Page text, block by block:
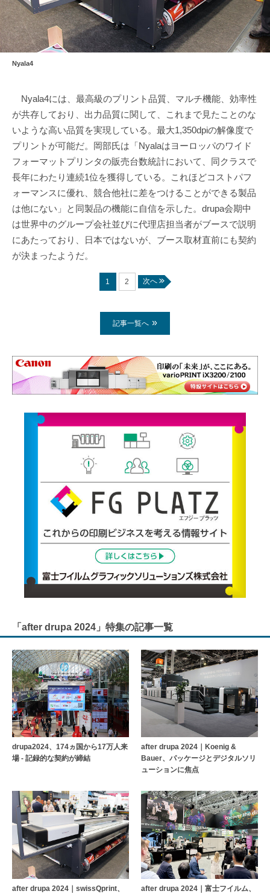
Nyala4
Nyala4には、最高級のプリント品質、マルチ機能、効率性
が共存しており、出力品質に関して、これまで見たことのな
いような高い品質を実現している。最大1,350dpiの解像度で
プリントが可能だ。岡部氏は「Nyalaはヨーロッパのワイド
フォーマットプリンタの販売台数統計において、同クラスで
長年にわたり連続1位を獲得している。これほどコストパフ
ォーマンスに優れ、競合他社に差をつけることができる製品
は他にない」と同製品の機能に自信を示した。drupa会期中
は世界中のグループ会社並びに代理店担当者がブースで説明
にあたっており、日本ではないが、ブース取材直前にも契約
が決まったようだ。
1 2 次へ
記事一覧へ
「after drupa 2024」特集の記事一覧
drupa2024、174ヵ国から17万人来
場 - 記録的な契約が締結
after drupa 2024｜Koenig &
Bauer、パッケージとデジタルソリ
ューションに焦点
after drupa 2024｜swissQprint、
after drupa 2024｜富士フイルム、